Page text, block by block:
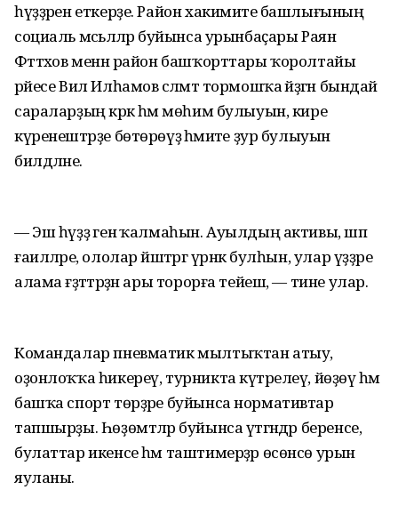
һүҙҙәрен еткерҙе. Район хакимиәте башлығының
социаль мәсьәләләр буйынса урынбаҫары Раян
Фәттәхов менән район башҡорттары ҡоролтайы
рәйесе Вил Илһамов сәләмәт тормошҡа әйҙәгән бындай
сараларҙың кәрәк һәм мөһим булыуын, кире
күренештәрҙе бөтөрөүҙә әһәмиәте ҙур булыуын
билдәләне.
— Эш һүҙҙә генә ҡалмаһын. Ауылдың активы, шәп
ғаиләләре, ололар йәштәргә үрнәк булһын, улар үҙҙәре
алама ғәҙәттәрҙән ары торорға тейеш, — тине улар.
Командалар пневматик мылтыҡтан атыу,
оҙонлоҡҡа һикереү, турникта күтәрелеү, йөҙөү һәм
башҡа спорт төрҙәре буйынса нормативтар
тапшырҙы. Һөҙөмтәләр буйынса үтәгәндәр беренсе,
булаттар икенсе һәм таштимерҙәр өсөнсө урын
яуланы.